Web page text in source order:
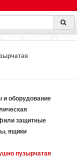
и оборудование
защитные
ящики
пузырчатая